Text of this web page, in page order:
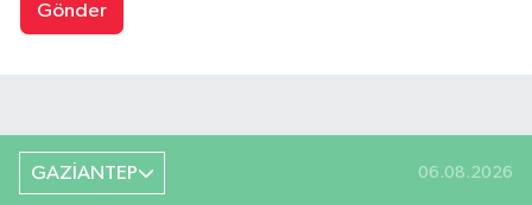
Gönder
GAZİANTEP 06.08.2026